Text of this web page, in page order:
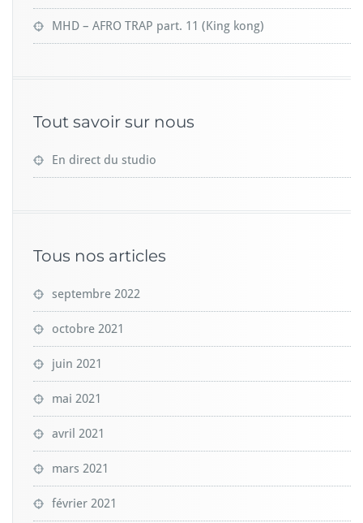
MHD – AFRO TRAP part. 11 (King kong)
Tout savoir sur nous
En direct du studio
Tous nos articles
septembre 2022
octobre 2021
juin 2021
mai 2021
avril 2021
mars 2021
février 2021